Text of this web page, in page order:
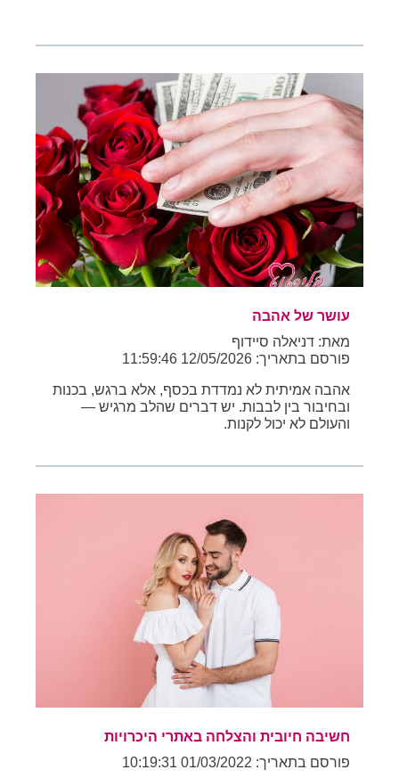
עושר של אהבה
מאת: דניאלה סיידוף
פורסם בתאריך: 12/05/2026 11:59:46
אהבה אמיתית לא נמדדת בכסף, אלא ברגש, בכנות
ובחיבור בין לבבות. יש דברים שהלב מרגיש —
והעולם לא יכול לקנות.
חשיבה חיובית והצלחה באתרי היכרויות
פורסם בתאריך: 01/03/2022 10:19:31